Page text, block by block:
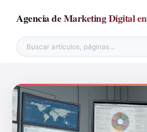
Agencia de Marketing Digital